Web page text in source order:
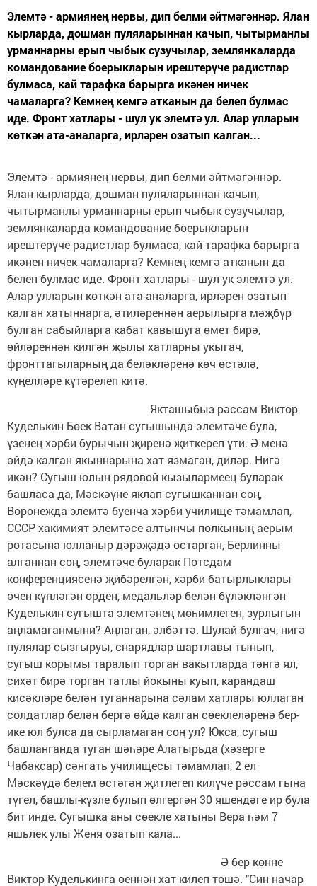
Элемтә - армиянең нервы, дип белми әйтмәгәннәр. Ялан
кырларда, дошман пуляларыннан качып, чытырманлы
урманнарны ерып чыбык сузучылар, землянкаларда
командование боерыкларын ирештерүче радистлар
булмаса, кай тарафка барырга икәнен ничек
чамаларга? Кемнең кемгә атканын да белеп булмас
иде. Фронт хатлары - шул ук элемтә ул. Алар улларын
көткән ата-аналарга, ирләрен озатып калган...
Элемтә - армиянең нервы, дип белми әйтмәгәннәр.
Ялан кырларда, дошман пуляларыннан качып,
чытырманлы урманнарны ерып чыбык сузучылар,
землянкаларда командование боерыкларын
ирештерүче радистлар булмаса, кай тарафка барырга
икәнен ничек чамаларга? Кемнең кемгә атканын да
белеп булмас иде. Фронт хатлары - шул ук элемтә ул.
Алар улларын көткән ата-аналарга, ирләрен озатып
калган хатыннарга, әтиләреннән аерылырга мәҗбүр
булган сабыйларга кабат кавышуга өмет бирә,
өйләреннән килгән җылы хатларны укыгач,
фронттагыларның да беләкләренә көч өстәлә,
күңелләре күтәрелеп китә.
Якташыбыз рәссам Виктор
Куделькин Бөек Ватан сугышында элемтәче була,
үзенең хәрби бурычын җиренә җиткереп үти. Ә менә
өйдә калган якыннарына хат язмаган, диләр. Нигә
икән? Сугыш юлын рядовой кызылармеец буларак
башласа да, Мәскәүне яклап сугышканнан соң,
Воронежда элемтә буенча хәрби училище тәмамлап,
СССР хакимият элемтәсе алтынчы полкының аерым
ротасына юлланыр дәрәҗәдә остарган, Берлинны
алганнан соң, элемтәче буларак Потсдам
конференциясенә җибәрелгән, хәрби батырлыклары
өчен күпләгән орден, медальләр белән бүләкләнгән
Куделькин сугышта элемтәнең мөһимлеген, зурлыгын
аңламаганмыни? Аңлаган, әлбәттә. Шулай булгач, нигә
пулялар сызгыруы, снарядлар шартлавы тынып,
сугыш корымы таралып торган вакытларда тәнгә ял,
сихәт бирә торган татлы йокыны куып, карандаш
кисәкләре белән туганнарына сәлам хатлары юллаган
солдатлар белән бергә өйдә калган сөеклеләренә бер-
ике юл булса да сырламаган соң ул? Юкса, сугыш
башланганда туган шәһәре Алатырьда (хәзерге
Чабаксар) сәнгать училищесы тәмамлап, 2 ел
Мәскәүдә белем өстәгән җитлегеп килүче рәссам гына
түгел, башлы-күзле булып өлгергән 30 яшендәге ир була
бит инде. Сугышка аны сөекле хатыны Вера һәм 7
яшьлек улы Женя озатып кала...
Ә бер көнне
Виктор Куделькинга өеннән хат килеп төшә. "Син начар